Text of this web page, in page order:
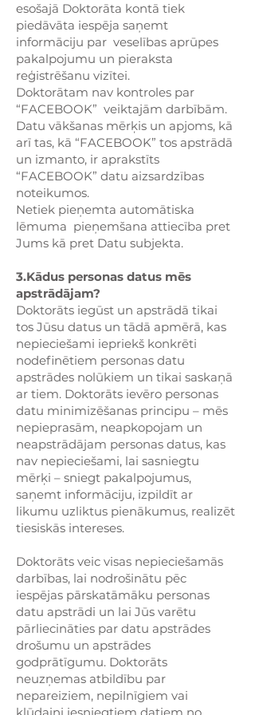
esošajā Doktorāta kontā tiek
piedāvāta iespēja saņemt
informāciju par veselības aprūpes
pakalpojumu un pieraksta
reģistrēšanu vizītei.
Doktorātam nav kontroles par
“FACEBOOK” veiktajām darbībām.
Datu vākšanas mērķis un apjoms, kā
arī tas, kā “FACEBOOK” tos apstrādā
un izmanto, ir aprakstīts
“FACEBOOK” datu aizsardzības
noteikumos.
Netiek pieņemta automātiska
lēmuma pieņemšana attiecība pret
Jums kā pret Datu subjekta.
3.Kādus personas datus mēs
apstrādājam?
Doktorāts iegūst un apstrādā tikai
tos Jūsu datus un tādā apmērā, kas
nepieciešami iepriekš konkrēti
nodefinētiem personas datu
apstrādes nolūkiem un tikai saskaņā
ar tiem. Doktorāts ievēro personas
datu minimizēšanas principu – mēs
nepieprasām, neapkopojam un
neapstrādājam personas datus, kas
nav nepieciešami, lai sasniegtu
mērķi – sniegt pakalpojumus,
saņemt informāciju, izpildīt ar
likumu uzliktus pienākumus, realizēt
tiesiskās intereses.
Doktorāts veic visas nepieciešamās
darbības, lai nodrošinātu pēc
iespējas pārskatāmāku personas
datu apstrādi un lai Jūs varētu
pārliecināties par datu apstrādes
drošumu un apstrādes
godprātīgumu. Doktorāts
neuzņemas atbildību par
nepareiziem, nepilnīgiem vai